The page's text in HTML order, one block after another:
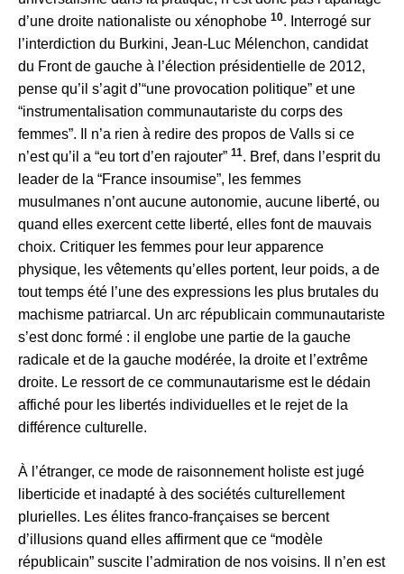
d’une droite nationaliste ou xénophobe 10. Interrogé sur
l’interdiction du Burkini, Jean-Luc Mélenchon, candidat
du Front de gauche à l’élection présidentielle de 2012,
pense qu’il s’agit d’“une provocation politique” et une
“instrumentalisation communautariste du corps des
femmes”. Il n’a rien à redire des propos de Valls si ce
n’est qu’il a “eu tort d’en rajouter” 11. Bref, dans l’esprit du
leader de la “France insoumise”, les femmes
musulmanes n’ont aucune autonomie, aucune liberté, ou
quand elles exercent cette liberté, elles font de mauvais
choix. Critiquer les femmes pour leur apparence
physique, les vêtements qu’elles portent, leur poids, a de
tout temps été l’une des expressions les plus brutales du
machisme patriarcal. Un arc républicain communautariste
s’est donc formé : il englobe une partie de la gauche
radicale et de la gauche modérée, la droite et l’extrême
droite. Le ressort de ce communautarisme est le dédain
affiché pour les libertés individuelles et le rejet de la
différence culturelle.
À l’étranger, ce mode de raisonnement holiste est jugé
liberticide et inadapté à des sociétés culturellement
plurielles. Les élites franco-françaises se bercent
d’illusions quand elles affirment que ce “modèle
républicain” suscite l’admiration de nos voisins. Il n’en est